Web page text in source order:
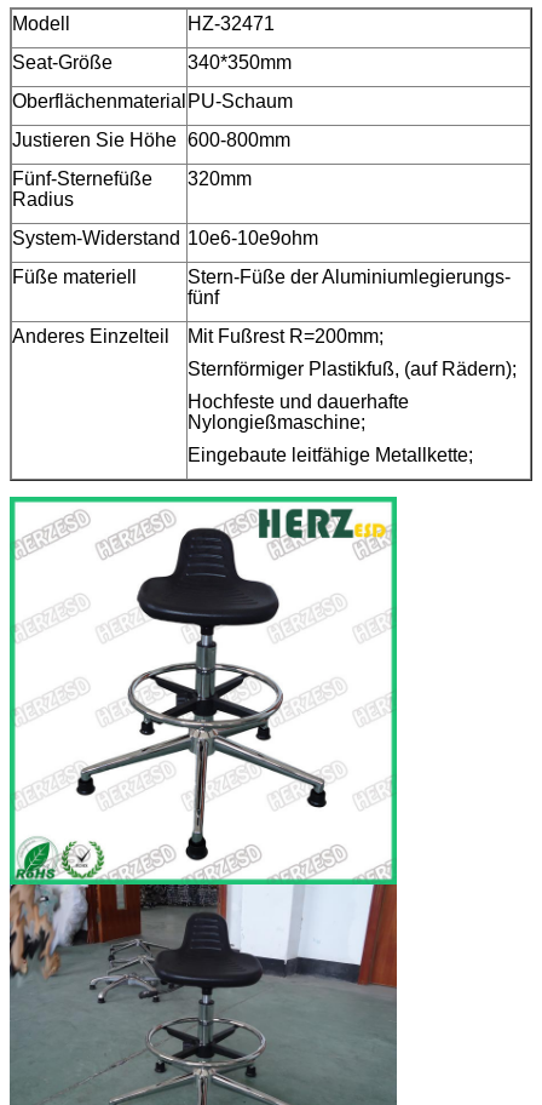
Modell
HZ-32471
Seat-Größe
340*350mm
Oberflächenmaterial PU-Schaum
Justieren Sie Höhe 600-800mm
Fünf-Sternefüße
Radius
320mm
System-Widerstand 10e6-10e9ohm
Füße materiell
Stern-Füße der Aluminiumlegierungs-
fünf
Anderes Einzelteil
Mit Fußrest R=200mm;
Sternförmiger Plastikfuß, (auf Rädern);
Hochfeste und dauerhafte
Nylongießmaschine;
Eingebaute leitfähige Metallkette;